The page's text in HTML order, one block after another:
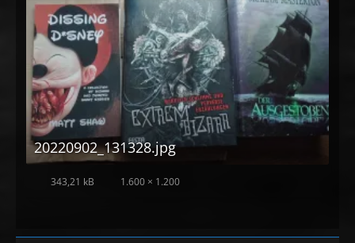
20220902_131328.jpg
343,21 kB 1.600 × 1.200